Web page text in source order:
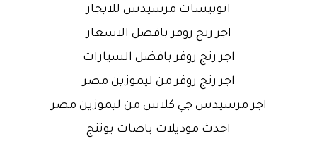
اتوبيسات مرسيدس للايجار
اجر رنج روفر بافضل الاسعار
اجر رنج روفر بافضل السيارات
اجر رنج روفر من ليموزين مصر
اجر مرسيدس جي كلاس من ليموزين مصر
احدث موديلات باصات يوتنج